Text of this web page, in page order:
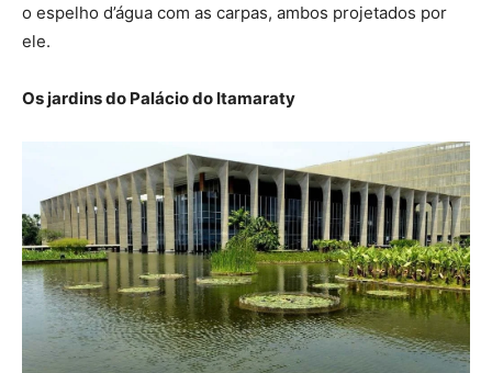
o espelho d’água com as carpas, ambos projetados por
ele.
Os jardins do Palácio do Itamaraty